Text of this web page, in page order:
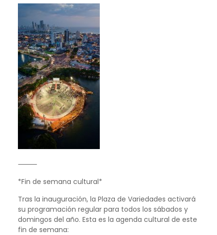
⸻
*Fin de semana cultural*
Tras la inauguración, la Plaza de Variedades activará
su programación regular para todos los sábados y
domingos del año. Esta es la agenda cultural de este
fin de semana: